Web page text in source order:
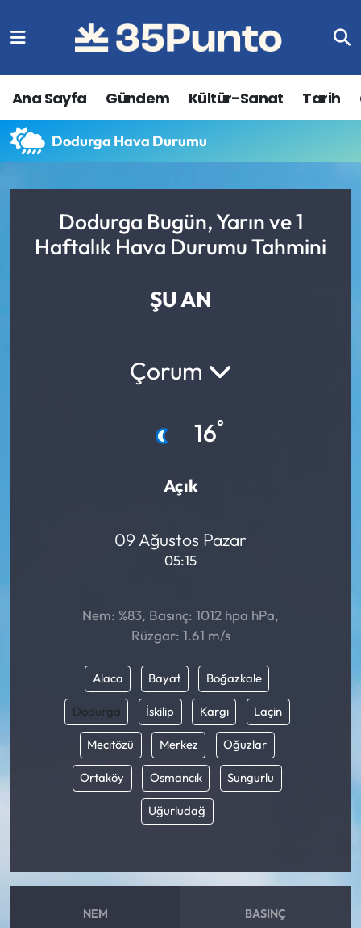
Ana Sayfa Gündem Kültür-Sanat Tarih
Dodurga Hava Durumu
Dodurga Bugün, Yarın ve 1
Haftalık Hava Durumu Tahmini
ŞU AN
Çorum
16°
Açık
09 Ağustos Pazar
05:15
Nem: %83, Basınç: 1012 hpa hPa,
Rüzgar: 1.61 m/s
Alaca Bayat Boğazkale
Dodurga İskilip Kargı Laçin
Mecitözü Merkez Oğuzlar
Ortaköy Osmancık Sungurlu
Uğurludağ
NEM BASINÇ